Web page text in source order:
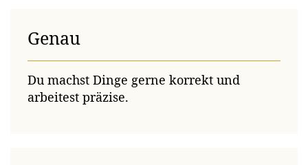
Genau
Du machst Dinge gerne korrekt und
arbeitest präzise.